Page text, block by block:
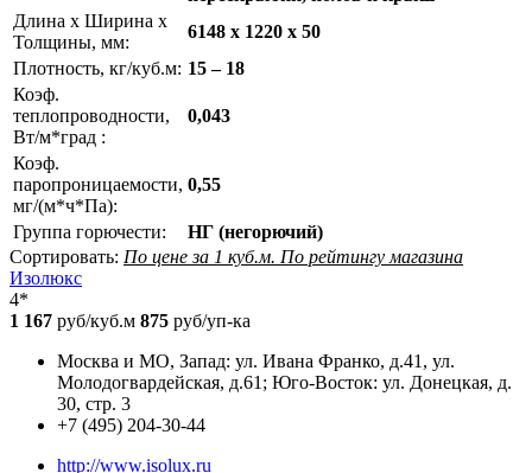
Длина х Ширина х
Толщины, мм:
6148 х 1220 х 50
Плотность, кг/куб.м: 15 – 18
Коэф.
теплопроводности,
Вт/м*град :
0,043
Коэф.
паропроницаемости,
мг/(м*ч*Па):
0,55
Группа горючести:
НГ (негорючий)
Сортировать: По цене за 1 куб.м. По рейтингу магазина
Изолюкс
4*
1 167 руб/куб.м 875 руб/уп-ка
Москва и МО, Запад: ул. Ивана Франко, д.41, ул.
Молодогвардейская, д.61; Юго-Восток: ул. Донецкая, д.
30, стр. 3
+7 (495) 204-30-44
http://www.isolux.ru